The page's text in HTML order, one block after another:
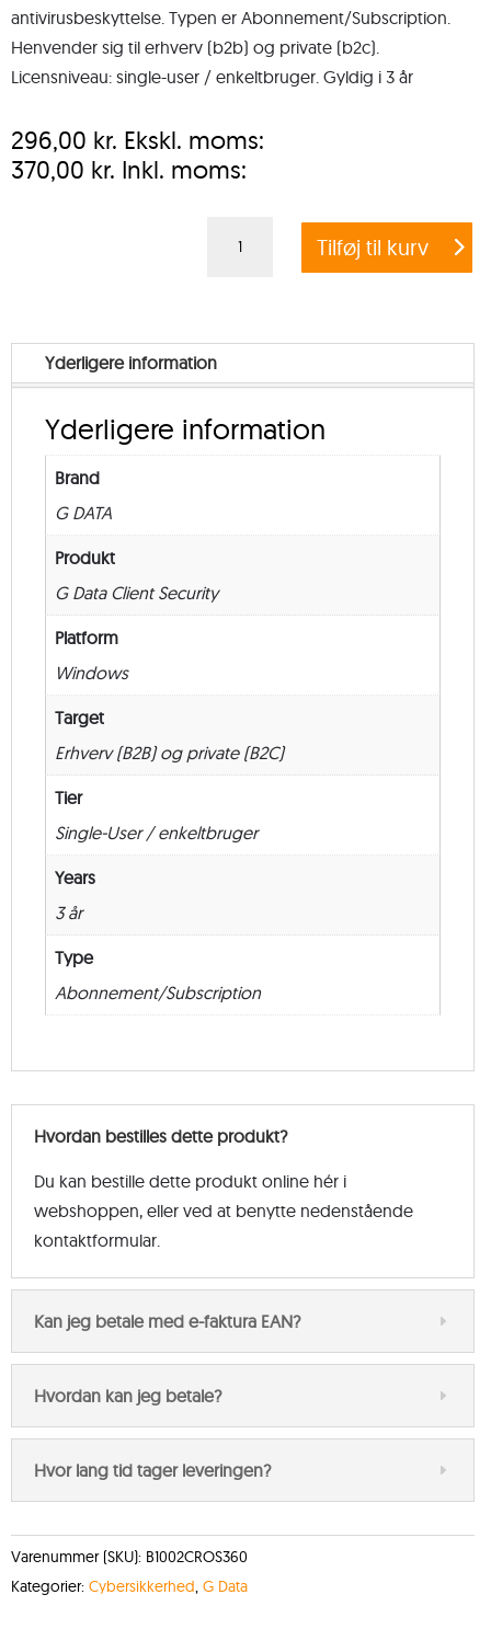
antivirusbeskyttelse. Typen er Abonnement/Subscription.
Henvender sig til erhverv (b2b) og private (b2c).
Licensniveau: single-user / enkeltbruger. Gyldig i 3 år
296,00 kr. Ekskl. moms:
370,00 kr. Inkl. moms:
SECURITY
BUSINESS
from
36
måneder
Tilføj til kurv
Yderligere information
Yderligere information
Brand
G DATA
Produkt
G Data Client Security
Platform
Windows
Target
Erhverv (B2B) og private (B2C)
Tier
Single-User / enkeltbruger
Years
3 år
Type
Abonnement/Subscription
Hvordan bestilles dette produkt?
Du kan bestille dette produkt online hér i
webshoppen, eller ved at benytte nedenstående
kontaktformular.
Kan jeg betale med e-faktura EAN?
Hvordan kan jeg betale?
Hvor lang tid tager leveringen?
Varenummer (SKU): B1002CROS360
Kategorier: Cybersikkerhed, G Data